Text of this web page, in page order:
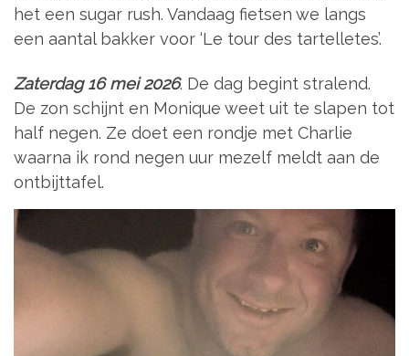
het een sugar rush. Vandaag fietsen we langs
een aantal bakker voor ‘Le tour des tartelletes’.
Zaterdag 16 mei 2026. De dag begint stralend.
De zon schijnt en Monique weet uit te slapen tot
half negen. Ze doet een rondje met Charlie
waarna ik rond negen uur mezelf meldt aan de
ontbijttafel.